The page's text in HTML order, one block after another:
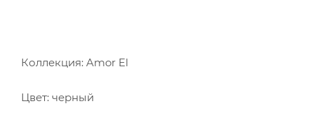
Коллекция: Amor El
Цвет: черный